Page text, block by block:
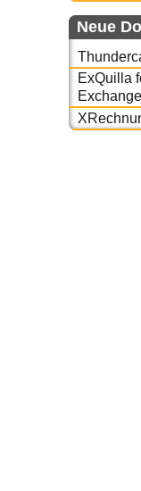
Neue
ExQuilla
Exchange